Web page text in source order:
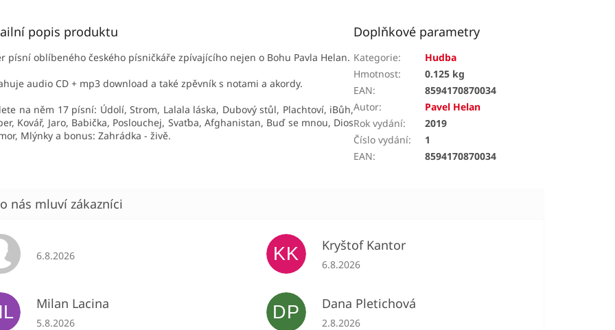
popis produktu
písní oblíbeného českého písničkáře zpívajícího nejen o Bohu Pavla Helan.
audio CD + mp3 download a také zpěvník s notami a akordy.
na něm 17 písní: Údolí, Strom, Lalala láska, Dubový stůl, Plachtoví, iBůh,
Kovář, Jaro, Babička, Poslouchej, Svaťba, Afghanistan, Buď se mnou, Dios
Mlýnky a bonus: Zahrádka - živě.
Doplňkové parametry
Kategorie:
Hudba
Hmotnost:
0.125 kg
EAN:
8594170870034
Autor:
Pavel Helan
Rok vydání:
2019
Číslo vydání:
1
EAN: 8594170870034
Hodnocení obchodu je 5 z 5 hvězdiček.
6.8.2026 KK Kryštof Kantor
Hodnocení obchodu je 5 z 5 hvězdiček.
6.8.2026
Milan Lacina
Hodnocení obchodu je 5 z 5 hvězdiček.
5.8.2026
DP Dana Pletichová
Hodnocení obchodu je 5 z 5 hvězdiček.
2.8.2026